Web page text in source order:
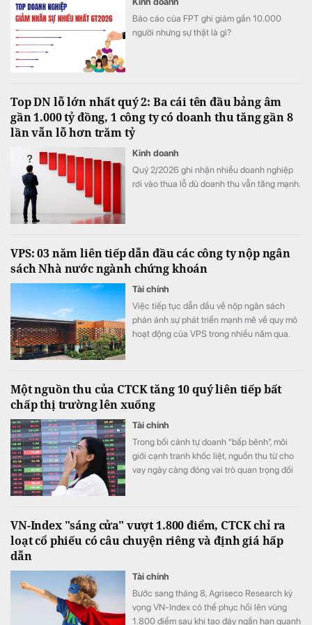
Báo cáo của FPT ghi giảm gần 10.000
người nhưng sự thật là gì?
Top DN lỗ lớn nhất quý 2: Ba cái tên đầu bảng âm
gần 1.000 tỷ đồng, 1 công ty có doanh thu tăng gần 8
lần vẫn lỗ hơn trăm tỷ
Kinh doanh
Quý 2/2026 ghi nhận nhiều doanh nghiệp
rơi vào thua lỗ dù doanh thu vẫn tăng mạnh.
VPS: 03 năm liên tiếp dẫn đầu các công ty nộp ngân
sách Nhà nước ngành chứng khoán
Tài chính
Việc tiếp tục dẫn đầu về nộp ngân sách
phản ánh sự phát triển mạnh mẽ về quy mô
hoạt động của VPS trong nhiều năm qua.
Một nguồn thu của CTCK tăng 10 quý liên tiếp bất
chấp thị trường lên xuống
Tài chính
Trong bối cảnh tự doanh “bấp bênh”, môi
giới cạnh tranh khốc liệt, nguồn thu từ cho
vay ngày càng đóng vai trò quan trọng đối
VN-Index "sáng cửa" vượt 1.800 điểm, CTCK chỉ ra
loạt cổ phiếu có câu chuyện riêng và định giá hấp
dẫn
Tài chính
Bước sang tháng 8, Agriseco Research kỳ
vọng VN-Index có thể phục hồi lên vùng
1.800 điểm sau khi tạo đáy ngắn hạn quanh